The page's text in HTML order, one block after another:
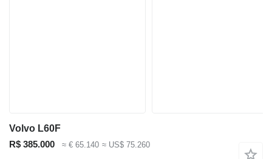
Volvo L60F
R$ 385.000
≈ € 65.140 ≈ US$ 75.260